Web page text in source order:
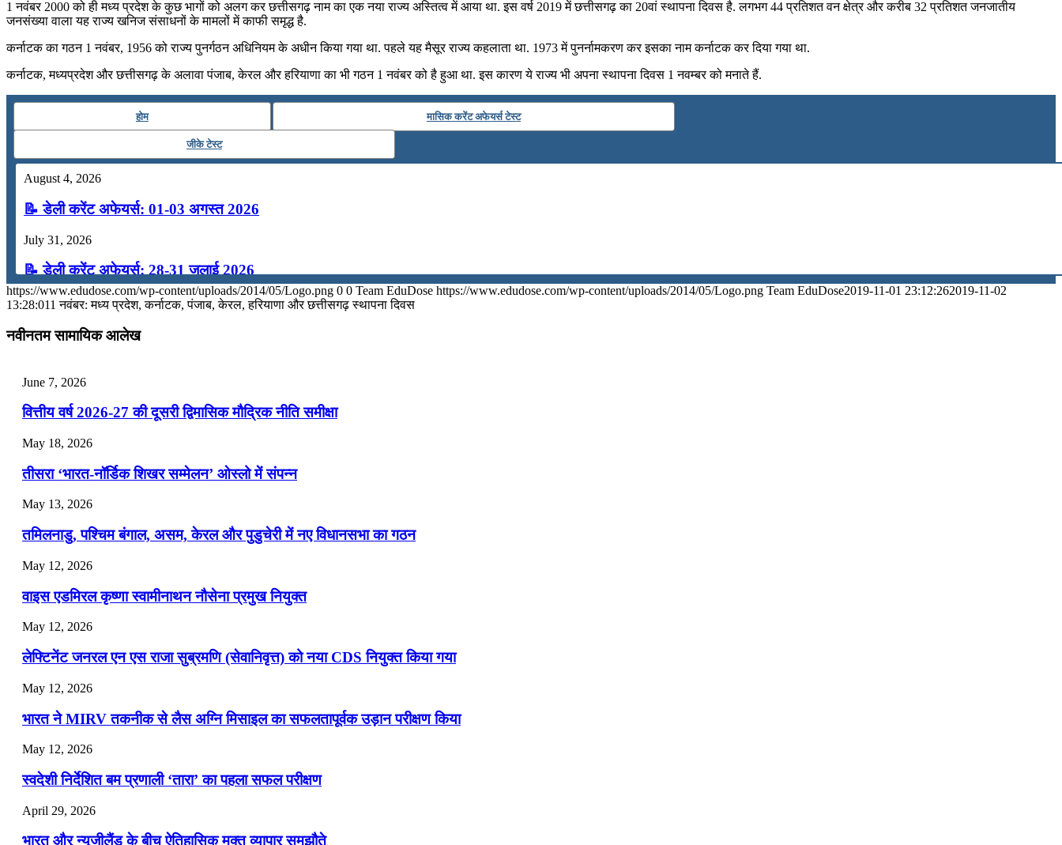
July 19, 2026
📝 डेली करेंट अफेयर्स: 16-18 जुलाई 2026
July 16, 2026
📝 डेली करेंट अफेयर्स: 13-15 जुलाई 2026
1 नवंबर 2000 को ही मध्य प्रदेश के कुछ भागों को अलग कर छत्तीसगढ़ नाम का एक नया राज्य अस्तित्व में आया था. इस वर्ष 2019 में छत्तीसगढ़ का 20वां स्थापना दिवस है. लगभग 44 प्रतिशत वन क्षेत्र और करीब 32 प्रतिशत जनजातीय
जनसंख्‍या वाला यह राज्‍य खनिज संसाधनों के मामलों में काफी समृद्ध है.
कर्नाटक का गठन 1 नवंबर, 1956 को राज्य पुनर्गठन अधिनियम के अधीन किया गया था. पहले यह मैसूर राज्य कहलाता था. 1973 में पुनर्नामकरण कर इसका नाम कर्नाटक कर दिया गया था.
कर्नाटक, मध्यप्रदेश और छत्तीसगढ़ के अलावा पंजाब, केरल और हरियाणा का भी गठन 1 नवंबर को है हुआ था. इस कारण ये राज्य भी अपना स्थापना दिवस 1 नवम्बर को मनाते हैं.
होम मासिक करेंट अफेयर्स टेस्ट
जीके टेस्ट
August 4, 2026
📝 डेली करेंट अफेयर्स: 01-03 अगस्त 2026
July 31, 2026
📝 डेली करेंट अफेयर्स: 28-31 जुलाई 2026
July 28, 2026
📝 डेली करेंट अफेयर्स: 25-27 जुलाई 2026
📝 डेली करेंट अफेयर्स: 22-24 जुलाई 2026
July 22, 2026
📝 डेली करेंट अफेयर्स: 19-21 जुलाई 2026
July 19, 2026
📝 डेली करेंट अफेयर्स: 16-18 जुलाई 2026
July 16, 2026
📝 डेली करेंट अफेयर्स: 13-15 जुलाई 2026
https://www.edudose.com/wp-content/uploads/2014/05/Logo.png 0 0 Team EduDose https://www.edudose.com/wp-content/uploads/2014/05/Logo.png Team EduDose2019-11-01 23:12:262019-11-02
13:28:011 नवंबर: मध्य प्रदेश, कर्नाटक, पंजाब, केरल, हरियाणा और छत्तीसगढ़ स्थापना दिवस
नवीनतम सामायिक आलेख
June 7, 2026
वित्तीय वर्ष 2026-27 की दूसरी द्विमासिक मौद्रिक नीति समीक्षा
May 18, 2026
तीसरा ‘भारत-नॉर्डिक शिखर सम्मेलन’ ओस्लो में संपन्न
May 13, 2026
तमिलनाडु, पश्चिम बंगाल, असम, केरल और पुडुचेरी में नए विधानसभा का गठन
May 12, 2026
वाइस एडमिरल कृष्णा स्वामीनाथन नौसेना प्रमुख नियुक्त
May 12, 2026
लेफ्टिनेंट जनरल एन एस राजा सुब्रमणि (सेवानिवृत्त) को नया CDS नियुक्त किया गया
May 12, 2026
भारत ने MIRV तकनीक से लैस अग्नि मिसाइल का सफलतापूर्वक उड़ान परीक्षण किया
May 12, 2026
स्वदेशी निर्देशित बम प्रणाली ‘तारा’ का पहला सफल परीक्षण
April 29, 2026
भारत और न्यूजीलैंड के बीच ऐतिहासिक मुक्त व्यापार समझौते